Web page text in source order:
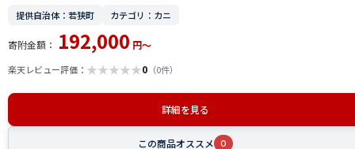
提供自治体：若狭町 カテゴリ：カニ
寄附金額： 192,000 円～
楽天レビュー評価： ★★★★★0 （0件）
詳細を見る
この商品オススメ 0